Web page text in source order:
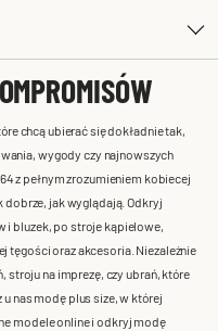
chcą ubierać się dokładnie tak,
wygody czy najnowszych
z pełnym zrozumieniem kobiecej
dobrze, jak wyglądają. Odkryj
i bluzek, po stroje kąpielowe,
tęgości oraz akcesoria. Niezależnie
stroju na imprezę, czy ubrań, które
nas modę plus size, w której
modele online i odkryj modę